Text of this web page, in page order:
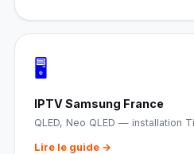
🖥️
IPTV Samsung France
QLED, Neo QLED — installation
Lire le guide →